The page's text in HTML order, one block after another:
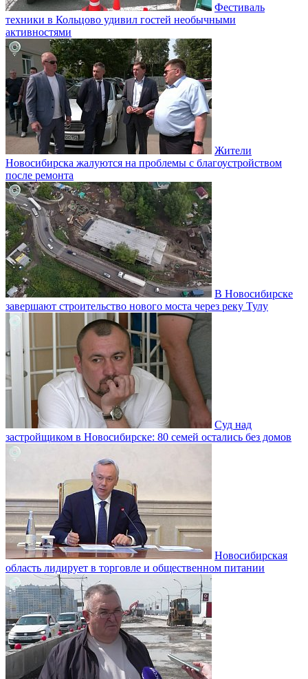
Фестиваль
техники в Кольцово удивил гостей необычными
активностями
Жители
Новосибирска жалуются на проблемы с благоустройством
после ремонта
В Новосибирске
завершают строительство нового моста через реку Тулу
Суд над
застройщиком в Новосибирске: 80 семей остались без домов
Новосибирская
область лидирует в торговле и общественном питании